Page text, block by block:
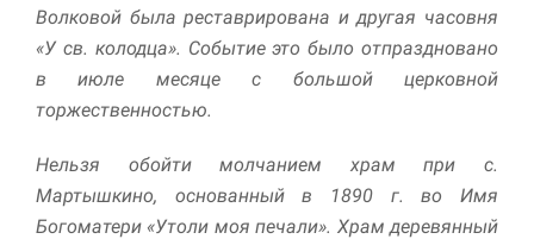
Волковой была реставриро­вана и другая часовня
«У св. колодца». Событие это было отпраздновано
в июле месяце с большой церковной
торжественностью.
Нельзя обойти молчанием храм при с.
Мартышкино, основанный в 1890 г. во Имя
Богоматери «Утоли моя печали». Храм деревянный
Маркетинг
Делясь своими
поведении во время
посещения нашего
сайта, вы повышаете
вероятность того, что